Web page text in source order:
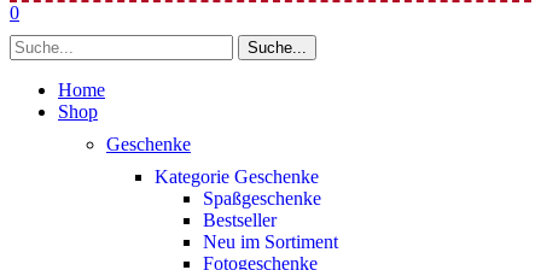
0
Suche...
Home
Shop
Geschenke
Kategorie Geschenke
Spaßgeschenke
Bestseller
Neu im Sortiment
Fotogeschenke